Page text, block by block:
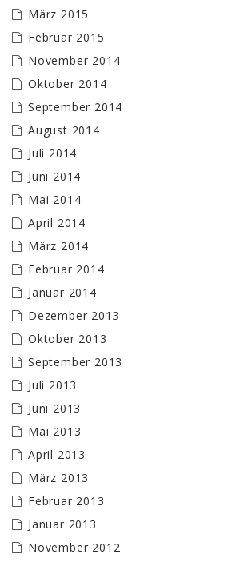
März 2015
Februar 2015
November 2014
Oktober 2014
September 2014
August 2014
Juli 2014
Juni 2014
Mai 2014
April 2014
März 2014
Februar 2014
Januar 2014
Dezember 2013
Oktober 2013
September 2013
Juli 2013
Juni 2013
Mai 2013
April 2013
März 2013
Februar 2013
Januar 2013
November 2012